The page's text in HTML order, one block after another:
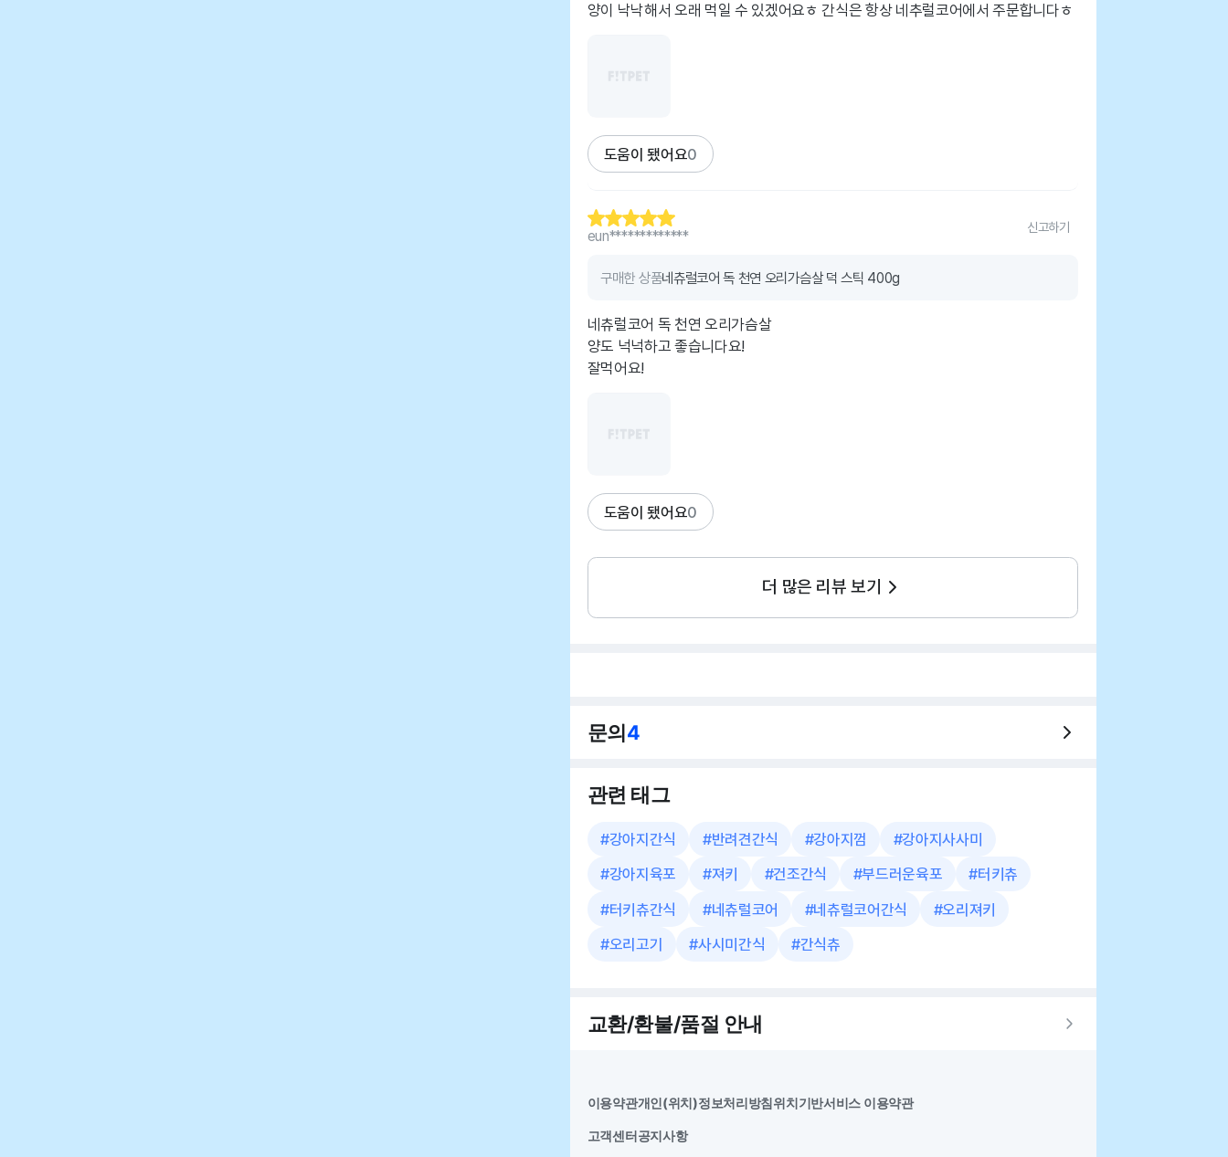
양이 낙낙해서 오래 먹일 수 있겠어요ㅎ 간식은 항상 네추럴코어에서 주문합니다ㅎ
도움이 됐어요0
eun*************
신고하기
구매한 상품네츄럴코어 독 천연 오리가슴살 덕 스틱 400g
네츄럴코어 독 천연 오리가슴살
양도 넉넉하고 좋습니다요!
잘먹어요!
도움이 됐어요0
더 많은 리뷰 보기
문의4
관련 태그
#강아지간식 #반려견간식 #강아지껌 #강아지사사미
#강아지육포 #져키 #건조간식 #부드러운육포 #터키츄
#터키츄간식 #네츄럴코어 #네츄럴코어간식 #오리져키
#오리고기 #사시미간식 #간식츄
교환/환불/품절 안내
이용약관개인(위치)정보처리방침위치기반서비스 이용약관
고객센터공지사항